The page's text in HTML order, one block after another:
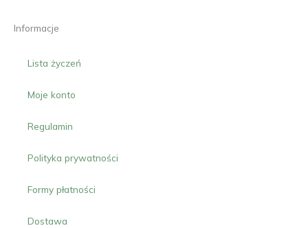
Informacje
Lista życzeń
Moje konto
Regulamin
Polityka prywatności
Formy płatności
Dostawa